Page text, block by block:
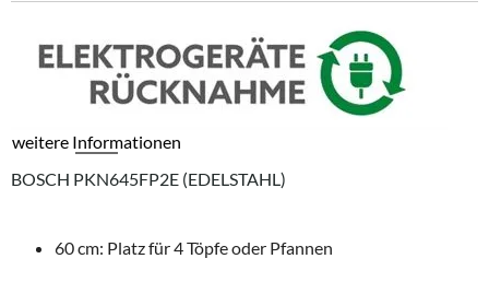
weitere Informationen
BOSCH PKN645FP2E (EDELSTAHL)
60 cm: Platz für 4 Töpfe oder Pfannen